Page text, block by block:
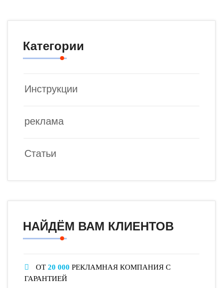
Категории
Инструкции
реклама
Статьи
НАЙДЁМ ВАМ КЛИЕНТОВ
ОТ 20 000 РЕКЛАМНАЯ КОМПАНИЯ С
ГАРАНТИЕЙ